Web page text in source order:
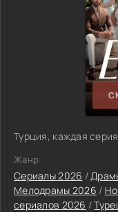
Турция, каждая
Жанр:
Сериалы 2026 /
Мелодрамы 2026 /
сериалов 2026 /